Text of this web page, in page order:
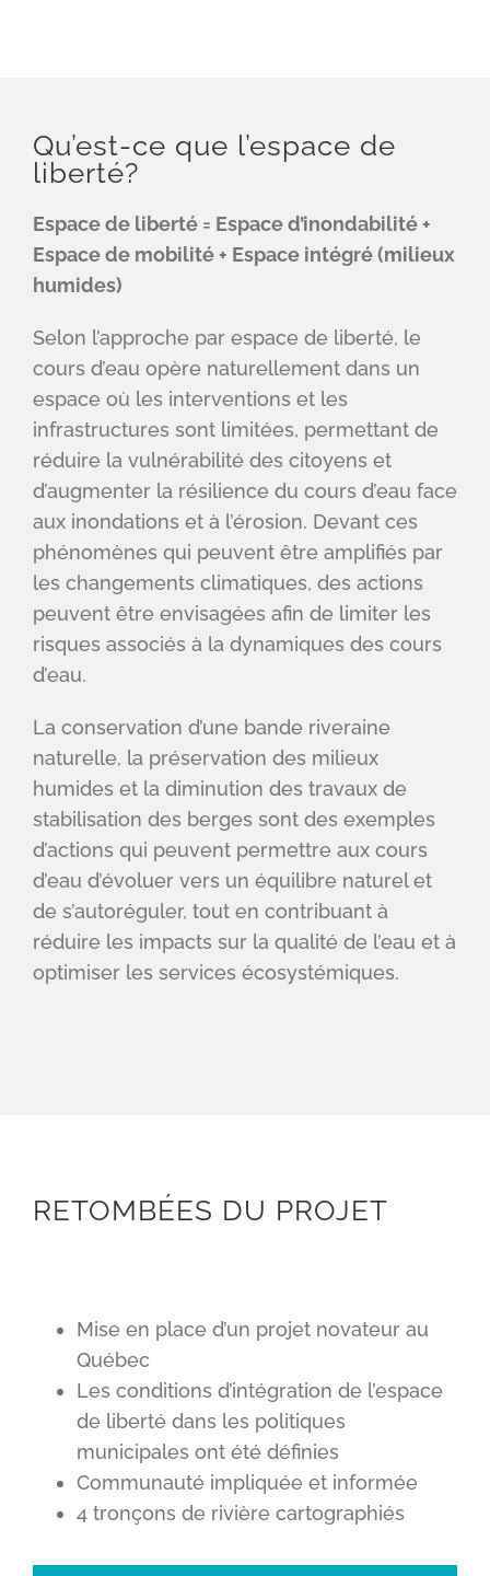
Qu’est-ce que l’espace de
liberté?
Espace de liberté = Espace d’inondabilité +
Espace de mobilité + Espace intégré (milieux
humides)
Selon l’approche par espace de liberté, le
cours d’eau opère naturellement dans un
espace où les interventions et les
infrastructures sont limitées, permettant de
réduire la vulnérabilité des citoyens et
d’augmenter la résilience du cours d’eau face
aux inondations et à l’érosion. Devant ces
phénomènes qui peuvent être amplifiés par
les changements climatiques, des actions
peuvent être envisagées afin de limiter les
risques associés à la dynamiques des cours
d’eau.
La conservation d’une bande riveraine
naturelle, la préservation des milieux
humides et la diminution des travaux de
stabilisation des berges sont des exemples
d’actions qui peuvent permettre aux cours
d’eau d’évoluer vers un équilibre naturel et
de s’autoréguler, tout en contribuant à
réduire les impacts sur la qualité de l’eau et à
optimiser les services écosystémiques.
RETOMBÉES DU PROJET
Mise en place d’un projet novateur au
Québec
Les conditions d’intégration de l’espace
de liberté dans les politiques
municipales ont été définies
Communauté impliquée et informée
4 tronçons de rivière cartographiés